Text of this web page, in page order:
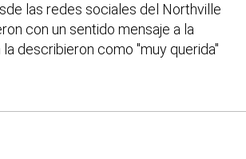
las redes sociales del Northville
con un sentido mensaje a la
describieron como "muy querida"